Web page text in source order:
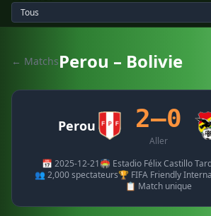
← MatchsPerou – Bolivie
Perou 2–0
Aller
📅 2025-12-21🏟️ Estadio Félix Castillo
👥 2,000 spectateurs🏆 FIFA Friendly
📋 Match unique